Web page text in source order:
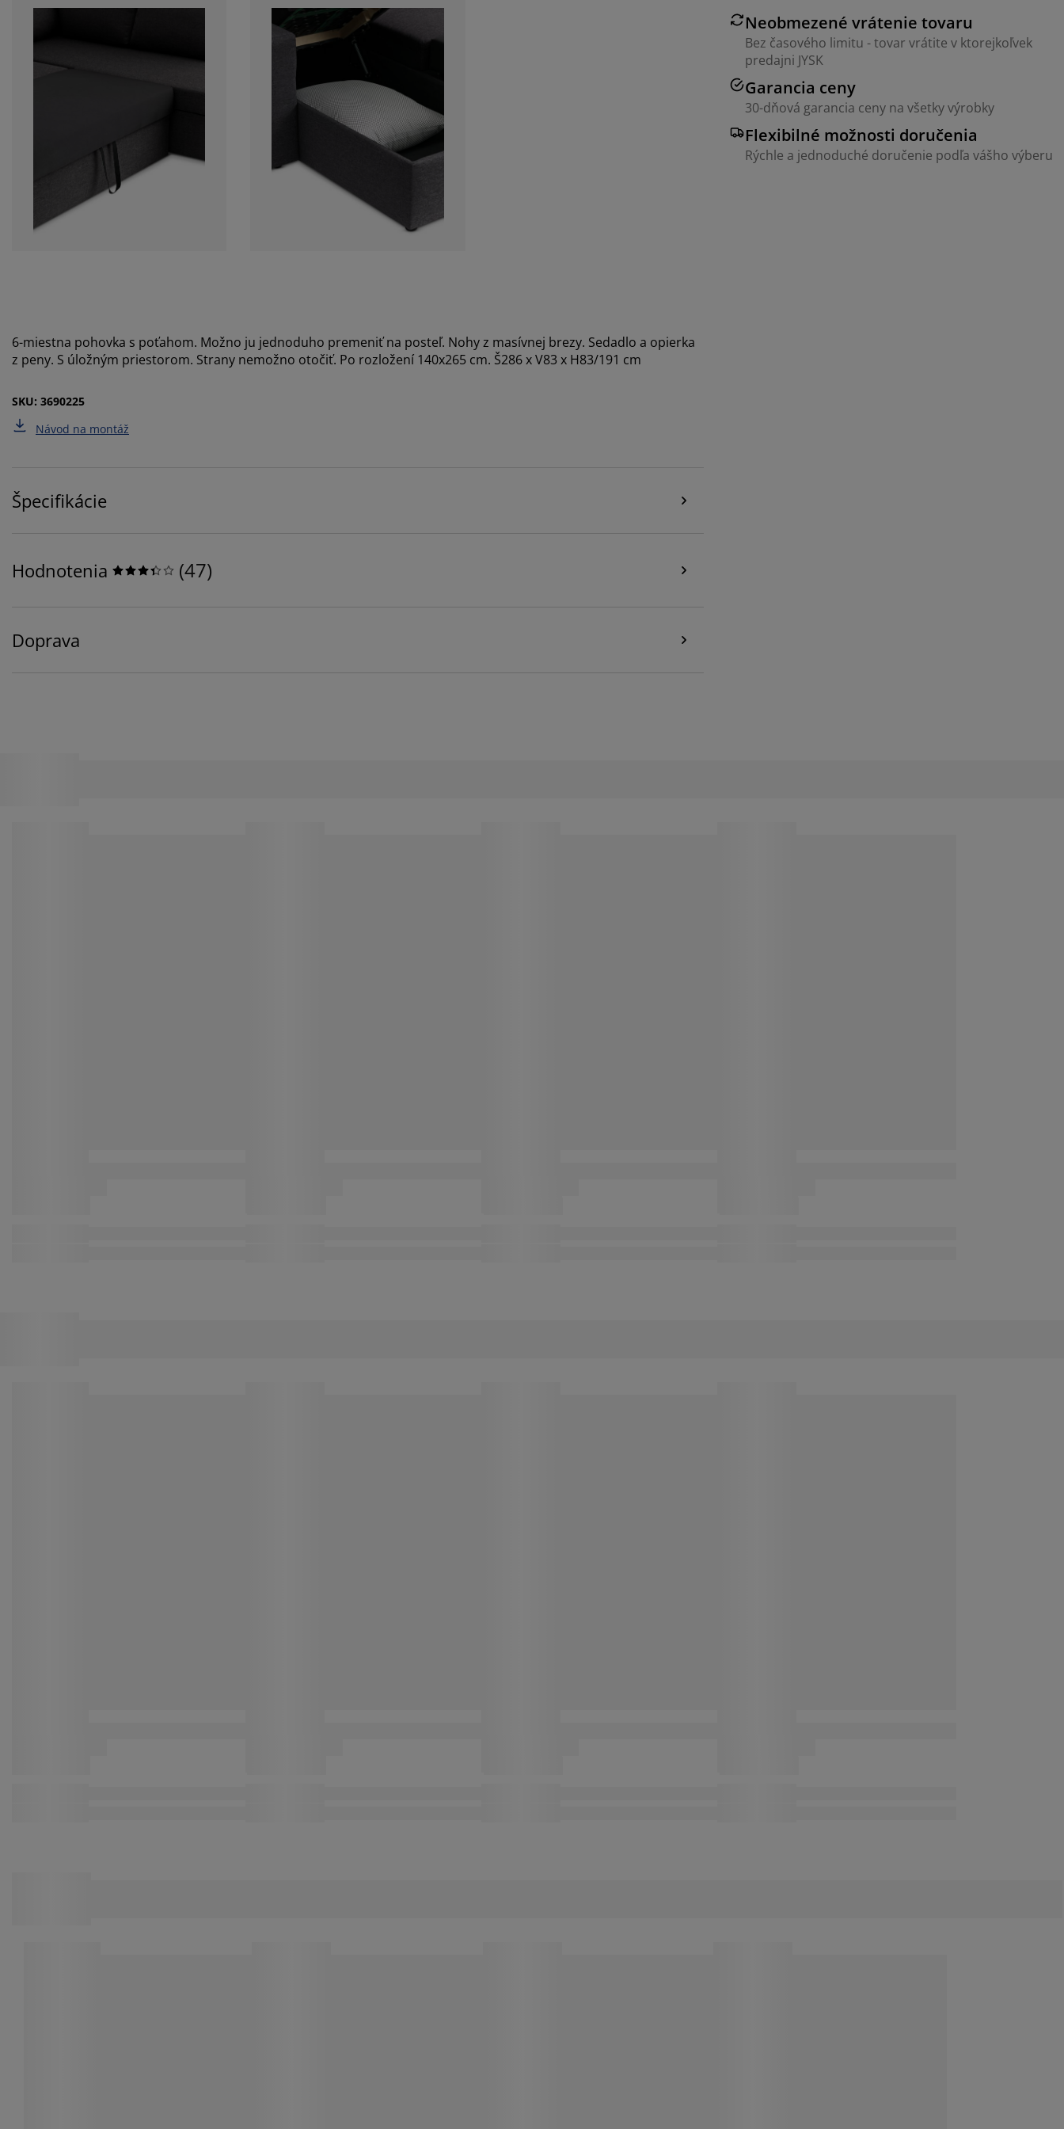
Neobmezené vrátenie tovaru
Bez časového limitu - tovar vrátite v ktorejkoľvek
predajni JYSK
Garancia ceny
30-dňová garancia ceny na všetky výrobky
Flexibilné možnosti doručenia
Rýchle a jednoduché doručenie podľa vášho výberu
6-miestna pohovka s poťahom. Možno ju jednoduho premeniť na posteľ. Nohy z masívnej brezy. Sedadlo a opierka
z peny. S úložným priestorom. Strany nemožno otočiť. Po rozložení 140x265 cm. Š286 x V83 x H83/191 cm
SKU: 3690225
Návod na montáž
Špecifikácie
Hodnotenia (47)
Doprava